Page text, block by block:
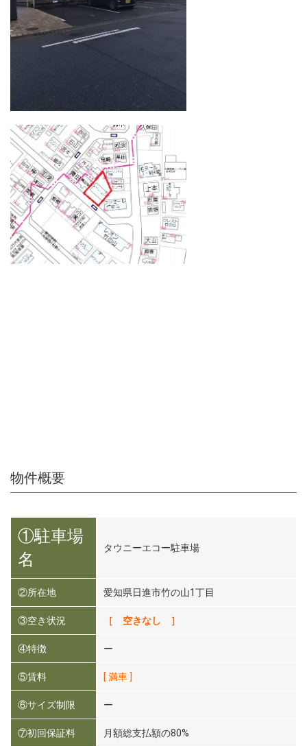
物件概要
①駐車場
名
タウニーエコー駐車場
②所在地 愛知県日進市竹の山1丁目
③空き状況 ［ 空きなし ］
④特徴 ー
⑤賃料 [ 満車 ]
⑥サイズ制限 ー
⑦初回保証料 月額総支払額の80%